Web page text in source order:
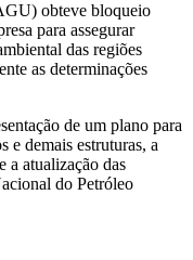
obteve bloqueio
para assegurar
das regiões
as determinações
de um plano para
e demais estruturas, a
a atualização das
do Petróleo